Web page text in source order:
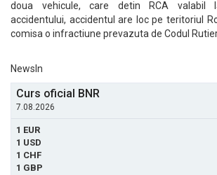
doua vehicule, care detin RCA valabil
accidentului, accidentul are loc pe teritoriul
comisa o infractiune prevazuta de Codul
NewsIn
Curs oficial BNR
7.08.2026
1 EUR
1 USD
1 CHF
1 GBP